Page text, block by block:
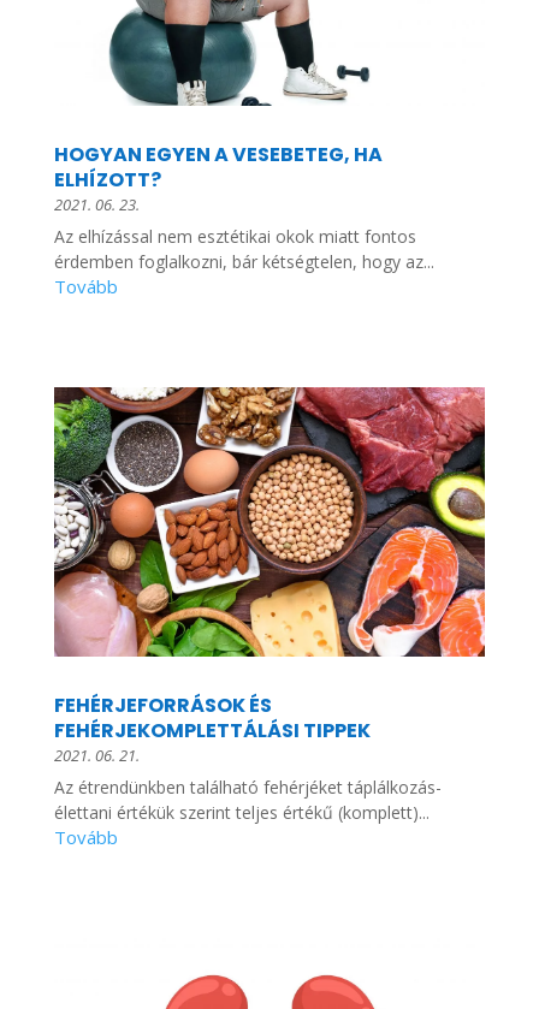
HOGYAN EGYEN A VESEBETEG, HA
ELHÍZOTT?
2021. 06. 23.
Az elhízással nem esztétikai okok miatt fontos
érdemben foglalkozni, bár kétségtelen, hogy az...
FEHÉRJEFORRÁSOK ÉS
FEHÉRJEKOMPLETTÁLÁSI TIPPEK
2021. 06. 21.
Az étrendünkben található fehérjéket táplálkozás-
élettani értékük szerint teljes értékű (komplett)...